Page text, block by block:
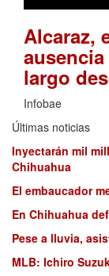
Alcaraz,
largo
Infobae
Últimas noticias
Inyectarán mil
Chihuahua
El embaucador
En Chihuahua
Pese a lluvia,
MLB: Ichiro